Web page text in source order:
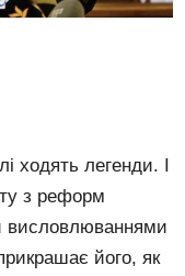
ходять легенди. І
з реформ
висловлюваннями
його, як